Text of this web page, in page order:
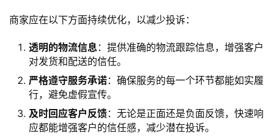
商家应在以下方面持续优化，以减少投诉：
透明的物流信息 ：提供准确的物流跟踪信息，增强客户
对发货和配送的信任。
严格遵守服务承诺：确保服务的每一个环节都能如实履
行，避免虚假宣传。
及时回应客户反馈：无论是正面还是负面反馈，快速响
应都能增强客户的信任感，减少潜在投诉。